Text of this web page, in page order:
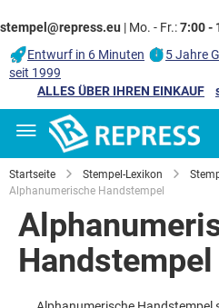
stempel@repress.eu | Mo. - Fr.:7:00 -
Entwurf in 6 Minuten
5 Jahre
seit 1999
ALLES ÜBER IHREN EINKAUF
Inhalt
Startseite Stempel-Lexikon
Alphanumerische Handstempel
Handstempel